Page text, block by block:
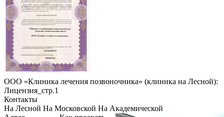
ООО «Клиника лечения позвоночника» (клиника на Лесной):
Лицензия_стр.1
Контакты
На Лесной На Московской На Академической